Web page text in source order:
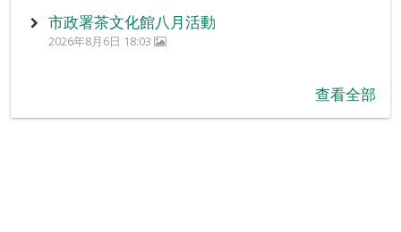
市政署茶文化館八月活動
2026年8月6日 18:03
查看全部